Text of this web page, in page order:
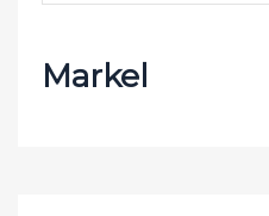
Markel